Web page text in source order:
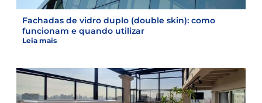
Fachadas de vidro duplo (double skin): como
funcionam e quando utilizar
Leia mais